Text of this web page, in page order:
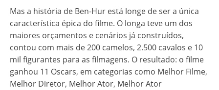
Mas a história de Ben-Hur está longe de ser a única
característica épica do filme. O longa teve um dos
maiores orçamentos e cenários já construídos,
contou com mais de 200 camelos, 2.500 cavalos e 10
mil figurantes para as filmagens. O resultado: o filme
ganhou 11 Oscars, em categorias como Melhor Filme,
Melhor Diretor, Melhor Ator, Melhor Ator